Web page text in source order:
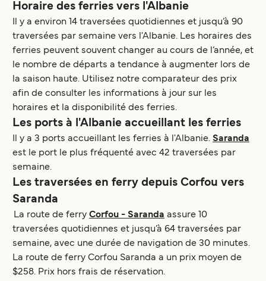
Horaire des ferries vers l'Albanie
Il y a environ 14 traversées quotidiennes et jusqu’à 90
traversées par semaine vers l'Albanie. Les horaires des
ferries peuvent souvent changer au cours de l’année, et
le nombre de départs a tendance à augmenter lors de
la saison haute. Utilisez notre comparateur des prix
afin de consulter les informations à jour sur les
horaires et la disponibilité des ferries.
Les ports à l'Albanie accueillant les ferries
Il y a 3 ports accueillant les ferries à l'Albanie. Saranda
est le port le plus fréquenté avec 42 traversées par
semaine.
Les traversées en ferry depuis Corfou vers
Saranda
La route de ferry Corfou - Saranda assure 10
traversées quotidiennes et jusqu’à 64 traversées par
semaine, avec une durée de navigation de 30 minutes.
La route de ferry Corfou Saranda a un prix moyen de
$258. Prix hors frais de réservation.